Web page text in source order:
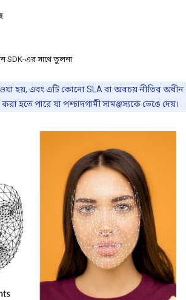
SDK-এর সাথে তুলনা
হয়, এবং এটি কোনো SLA বা অবচয় নীতির অধীন
হতে পারে যা পশ্চাদগামী সামঞ্জস্যকে ভেঙে দেয়।